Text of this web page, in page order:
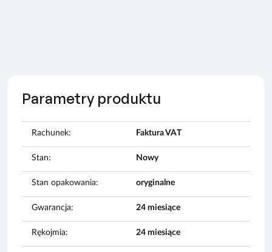
Parametry produktu
Rachunek: Faktura VAT
Stan: Nowy
Stan opakowania: oryginalne
Gwarancja: 24 miesiące
Rękojmia: 24 miesiące